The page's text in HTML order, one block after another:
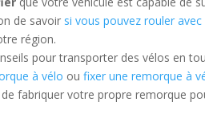
de savoir si vous pouvez rouler
région.
pour transporter des vélos en
à vélo oufixer une remorque à
fabriquer votre propre remorque